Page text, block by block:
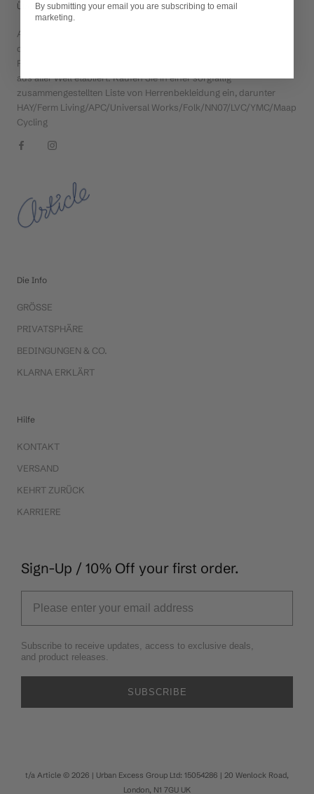
Über Artikel.
Article wurde 2012 erstmals in Shoreditch eröffnet und hat sich in
den letzten 8 Jahren als wichtiges Londoner Einkaufsziel für
Premium-Herrenbekleidung und skandinavische Haushaltswaren
aus aller Welt etabliert. Kaufen Sie in einer sorgfältig
zusammengestellten Liste von Herrenbekleidung ein, darunter
HAY/Ferm Living/APC/Universal Works/Folk/NN07/LVC/YMC/Maap
Cycling
Die Info
GRÖSSE
PRIVATSPHÄRE
BEDINGUNGEN & CO.
KLARNA ERKLÄRT
Hilfe
KONTAKT
VERSAND
KEHRT ZURÜCK
KARRIERE
Sign-Up / 10% Off your first order.
Subscribe to receive updates, access to exclusive deals,
and product releases.
SUBSCRIBE
t/a Article © 2026 | Urban Excess Group Ltd: 15054286 | 20 Wenlock Road,
London, N1 7GU UK
By submitting your email you are subscribing to email
marketing.